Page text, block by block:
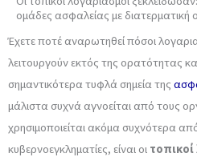
ομάδες ασφαλείας με διατερματική
Έχετε ποτέ αναρωτηθεί πόσοι
λειτουργούν εκτός της ορατότητας
σημαντικότερα τυφλά σημεία της
μάλιστα συχνά αγνοείται από τους
χρησιμοποιείται ακόμα συχνότερα
κυβερνοεγκληματίες, είναι οι